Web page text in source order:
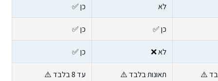
לא כן ✅
כן ✅ כן ✅
לא ❌ כן ✅
⚠️ תאונות בלבד ⚠️ עד 8 בלבד ⚠️